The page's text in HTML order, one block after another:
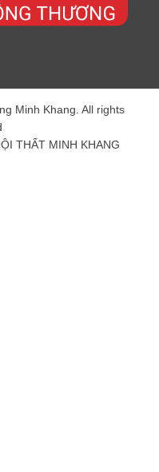
Minh Khang. All rights
THẤT MINH KHANG